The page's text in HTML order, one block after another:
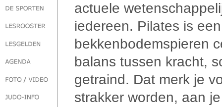
actuele
iedereen. Pilates is
bekkenbodemspieren
balans tussen kracht,
getraind. Dat merk je
strakker worden, aan